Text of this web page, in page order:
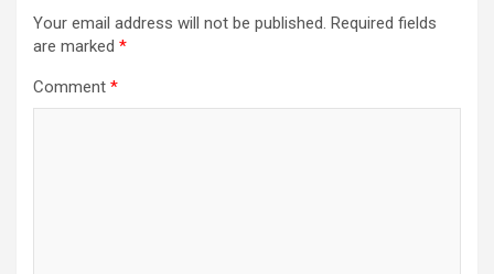
Your email address will not be published. Required fields
are marked *
Comment *